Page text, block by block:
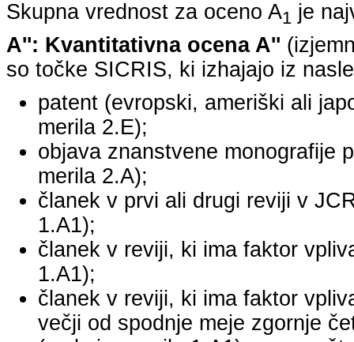
Skupna vrednost za oceno A1 je
A'': Kvantitativna ocena A''
so točke SICRIS, ki izhajajo iz
patent (evropski, ameriški ali
merila 2.E);
objava znanstvene monografije
merila 2.A);
članek v prvi ali drugi reviji v
1.A1);
članek v reviji, ki ima faktor
1.A1);
članek v reviji, ki ima faktor
večji od spodnje meje zgornje